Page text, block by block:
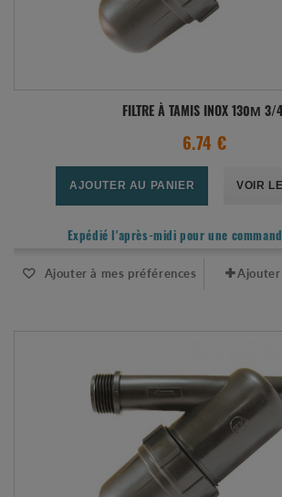
FILTRE À TAMIS INOX 130Μ 3/
6.74 €
AJOUTER AU PANIER VOIR
Expédié l'après-midi pour une
Ajouter à mes préférences